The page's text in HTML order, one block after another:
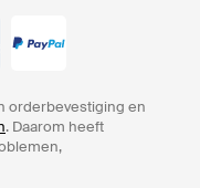
orderbevestiging en
. Daarom heeft